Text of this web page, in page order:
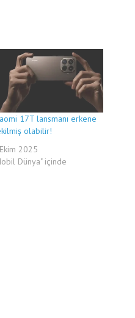
17T lansmanı erkene
olabilir!
2025
Dünya" içinde